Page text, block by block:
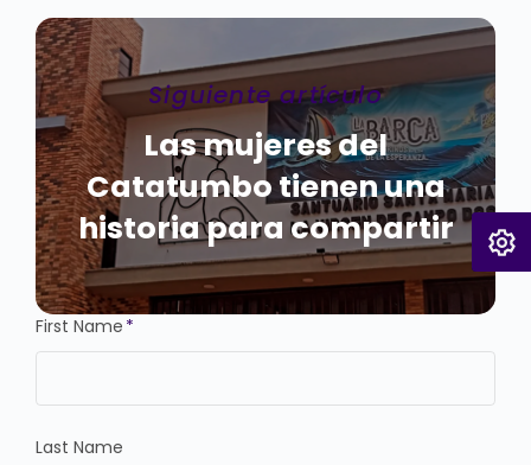
Siguiente artículo
Las mujeres del
Catatumbo tienen una
historia para compartir
First Name *
Last Name